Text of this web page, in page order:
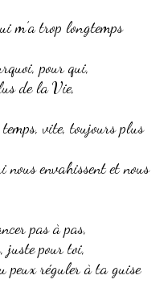
m’a trop longtemps
pour qui,
de la Vie,
vite, toujours plus
nous envahissent et nous
pas à pas,
juste pour toi,
peux réguler à ta guise